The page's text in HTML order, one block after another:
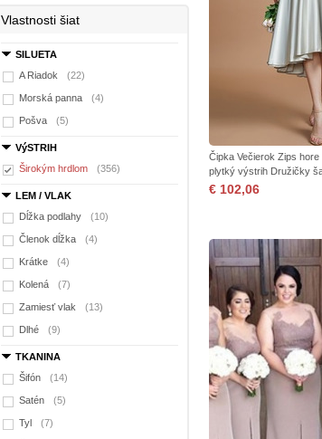
Vlastnosti šiat
SILUETA
A Riadok
(22)
Morská panna (4)
Pošva (5)
VýSTRIH
Širokým hrdlom
(356)
LEM / VLAK
Dĺžka podlahy
(10)
Členok dĺžka (4)
Krátke (4)
Kolená (7)
Zamiesť vlak (13)
Dlhé (9)
TKANINA
Šifón
(14)
Satén (5)
Tyl (7)
Čipka Večierok Zips
plytký výstrih Družičky
€ 102,06